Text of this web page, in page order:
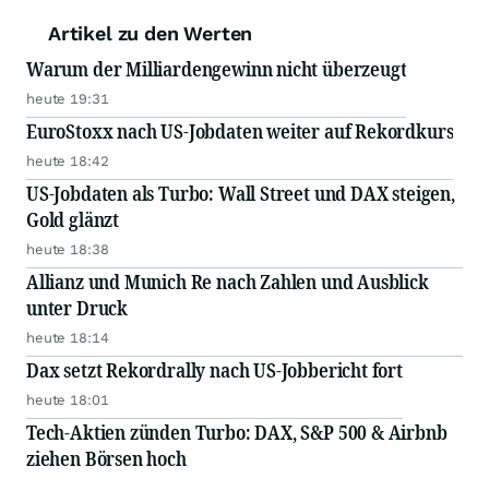
Artikel zu den Werten
Warum der Milliardengewinn nicht überzeugt
heute 19:31
EuroStoxx nach US-Jobdaten weiter auf Rekordkurs
heute 18:42
US-Jobdaten als Turbo: Wall Street und DAX steigen,
Gold glänzt
heute 18:38
Allianz und Munich Re nach Zahlen und Ausblick
unter Druck
heute 18:14
Dax setzt Rekordrally nach US-Jobbericht fort
heute 18:01
Tech-Aktien zünden Turbo: DAX, S&P 500 & Airbnb
ziehen Börsen hoch